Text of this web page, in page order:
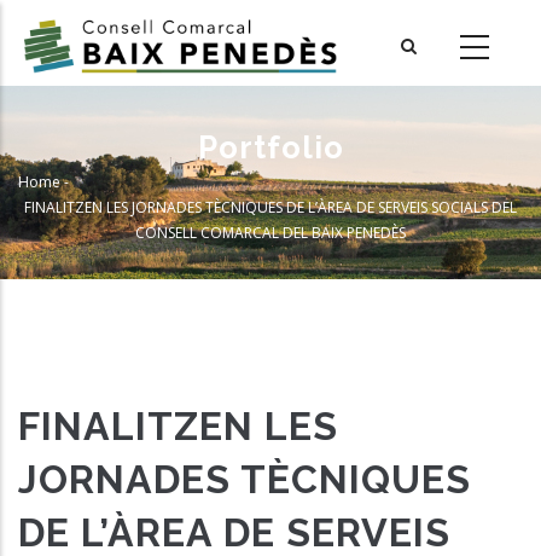
main
Portfolio
Breadcrumb
Home-
FINALITZEN LES JORNADES TÈCNIQUES DE L’ÀREA DE SERVEIS SOCIALS DEL
CONSELL COMARCAL DEL BAIX PENEDÈS
FINALITZEN LES
JORNADES TÈCNIQUES
DE L’ÀREA DE SERVEIS